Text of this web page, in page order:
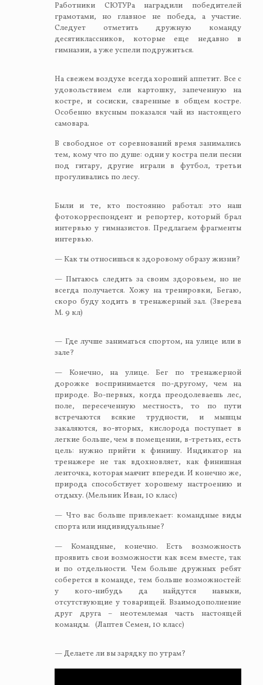
Работники СЮТУРа наградили победителей
грамотами, но главное не победа, а участие.
Следует отметить дружную команду
десятиклассников, которые еще недавно в
гимназии, а уже успели подружиться.
На свежем воздухе всегда хороший аппетит. Все с
удовольствием ели картошку, запеченную на
костре, и сосиски, сваренные в общем костре.
Особенно вкусным показался чай из настоящего
самовара.
В свободное от соревнований время занимались
тем, кому что по душе: одни у костра пели песни
под гитару, другие играли в футбол, третьи
прогуливались по лесу.
Были и те, кто постоянно работал: это наш
фотокорреспондент и репортер, который брал
интервью у гимназистов. Предлагаем фрагменты
интервью.
— Как ты относишься к здоровому образу жизни?
— Пытаюсь следить за своим здоровьем, но не
всегда получается. Хожу на тренировки, Бегаю,
скоро буду ходить в тренажерный зал. (Зверева
М. 9 кл)
— Где лучше заниматься спортом, на улице или в
зале?
— Конечно, на улице. Бег по тренажерной
дорожке воспринимается по-другому, чем на
природе. Во-первых, когда преодолеваешь лес,
поле, пересеченную местность, то по пути
встречаются всякие трудности, и мышцы
закаляются, во-вторых, кислорода поступает в
легкие больше, чем в помещении, в-третьих, есть
цель: нужно прийти к финишу. Индикатор на
тренажере не так вдохновляет, как финишная
ленточка, которая маячит впереди. И конечно же,
природа способствует хорошему настроению и
отдыху. (Мельник Иван, 10 класс)
— Что вас больше привлекает: командные виды
спорта или индивидуальные?
— Командные, конечно. Есть возможность
проявить свои возможности как всем вместе, так
и по отдельности. Чем больше дружных ребят
соберется в команде, тем больше возможностей:
у кого-нибудь да найдутся навыки,
отсутствующие у товарищей. Взаимодополнение
друг друга – неотемлемая часть настоящей
команды. (Лаптев Семен, 10 класс)
— Делаете ли вы зарядку по утрам?